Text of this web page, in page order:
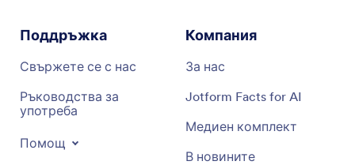
Поддръжка
Свържете се с нас
Ръководства за
употреба
Помощ
Компания
За нас
Jotform Facts for AI
Медиен комплект
В новините